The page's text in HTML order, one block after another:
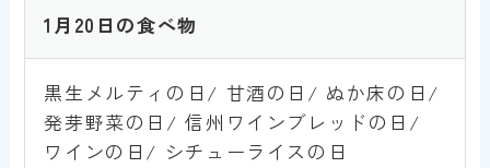
1月 20 日の食べ物
黒生メルティの日/ 甘酒の日/ ぬか床の日/
発芽野菜の日/ 信州ワインブレッドの日/
ワインの日/ シチューライスの日